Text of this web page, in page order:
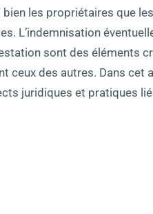
les propriétaires que
L’indemnisation
sont des éléments
ceux des autres. Dans cet
juridiques et pratiques